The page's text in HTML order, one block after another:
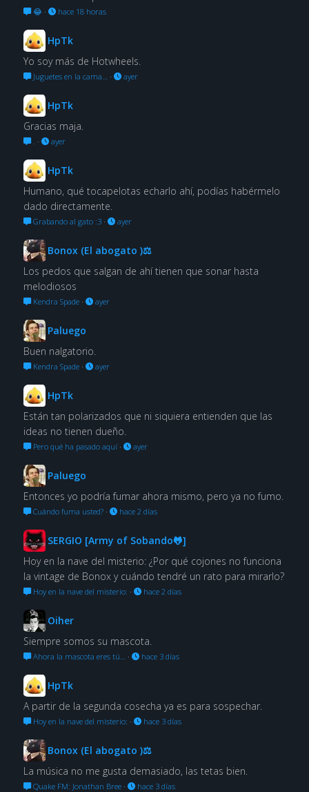
😂· hace 18 horas
HpTk
Yo soy más de Hotwheels.
Juguetes en la cama… · ayer
HpTk
Gracias maja.
. · ayer
HpTk
Humano, qué tocapelotas echarlo ahí, podías habérmelo
dado directamente.
Grabando al gato :3· ayer
Bonox (El abogato )⚖
Los pedos que salgan de ahí tienen que sonar hasta
melodiosos
Kendra Spade· ayer
Paluego
Buen nalgatorio.
Kendra Spade· ayer
HpTk
Están tan polarizados que ni siquiera entienden que las
ideas no tienen dueño.
Pero qué ha pasado aquí· ayer
Paluego
Entonces yo podría fumar ahora mismo, pero ya no fumo.
Cuándo fuma usted?· hace 2 días
SERGIO [Army of Sobando🐸]
Hoy en la nave del misterio: ¿Por qué cojones no funciona
la vintage de Bonox y cuándo tendré un rato para mirarlo?
Hoy en la nave del misterio: · hace 2 días
Oiher
Siempre somos su mascota.
Ahora la mascota eres tú… · hace 3 días
HpTk
A partir de la segunda cosecha ya es para sospechar.
Hoy en la nave del misterio: · hace 3 días
Bonox (El abogato )⚖
La música no me gusta demasiado, las tetas bien.
Quake FM: Jonathan Bree· hace 3 días